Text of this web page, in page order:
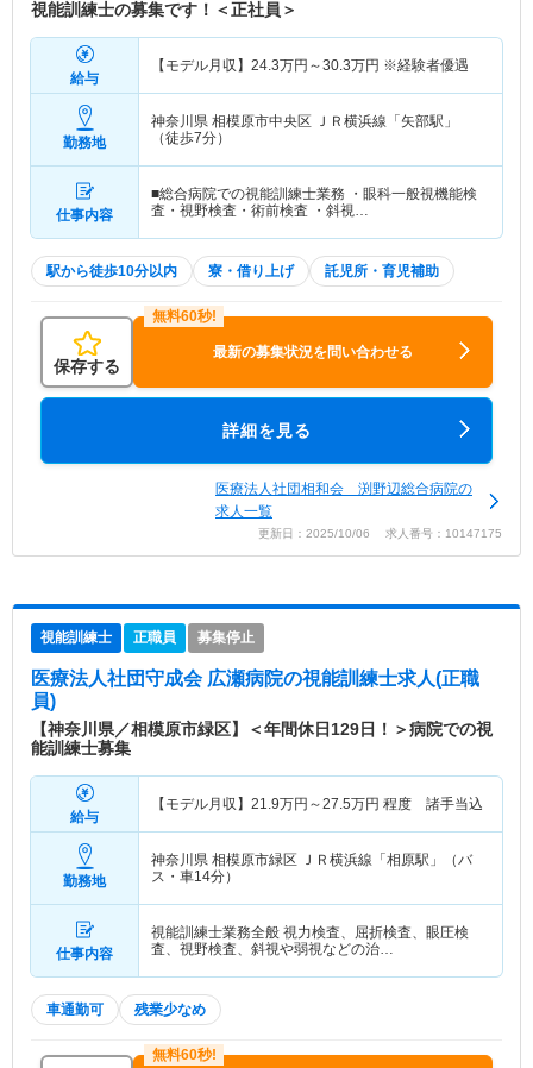
視能訓練士の募集です！＜正社員＞
給与
【モデル月収】 24.3万円～30.3万円 ※経験者優遇
勤務地
神奈川県 相模原市中央区 ＪＲ横浜線「矢部駅」
（徒歩7分）
仕事内容
■総合病院での視能訓練士業務 ・眼科一般視機能検
査・視野検査・術前検査 ・斜視…
駅から徒歩10分以内 寮・借り上げ 託児所・育児補助
保存する
最新の募集状況を問い合わせる
詳細を見る
医療法人社団相和会 渕野辺総合病院の
求人一覧
更新日：2025/10/06 求人番号：10147175
視能訓練士 正職員 募集停止
医療法人社団守成会 広瀬病院の視能訓練士求人(正職
員)
【神奈川県／相模原市緑区】＜年間休日129日！＞病院での視
能訓練士募集
給与
【モデル月収】 21.9万円～27.5万円 程度 諸手当込
勤務地
神奈川県 相模原市緑区 ＪＲ横浜線「相原駅」（バ
ス・車14分）
仕事内容
視能訓練士業務全般 視力検査、屈折検査、眼圧検
査、視野検査、斜視や弱視などの治…
車通勤可 残業少なめ